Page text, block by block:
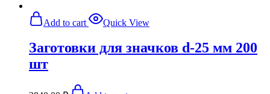
Add to cart Quick View
Заготовки для значков d-25 мм 200
шт